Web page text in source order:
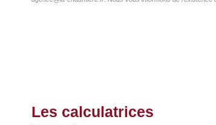
Les calculatrices